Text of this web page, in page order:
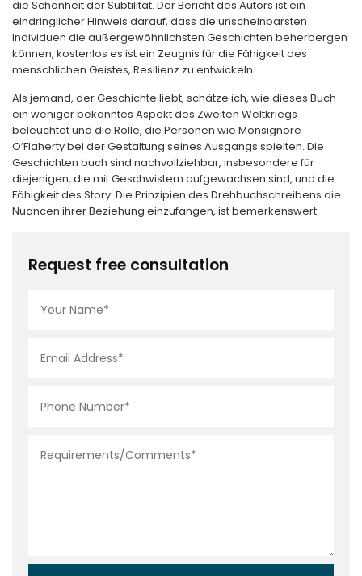
die Schönheit der Subtilität. Der Bericht des Autors ist ein
eindringlicher Hinweis darauf, dass die unscheinbarsten
Individuen die außergewöhnlichsten Geschichten beherbergen
können, kostenlos es ist ein Zeugnis für die Fähigkeit des
menschlichen Geistes, Resilienz zu entwickeln.
Als jemand, der Geschichte liebt, schätze ich, wie dieses Buch
ein weniger bekanntes Aspekt des Zweiten Weltkriegs
beleuchtet und die Rolle, die Personen wie Monsignore
O’Flaherty bei der Gestaltung seines Ausgangs spielten. Die
Geschichten buch sind nachvollziehbar, insbesondere für
diejenigen, die mit Geschwistern aufgewachsen sind, und die
Fähigkeit des Story: Die Prinzipien des Drehbuchschreibens die
Nuancen ihrer Beziehung einzufangen, ist bemerkenswert.
Request free consultation